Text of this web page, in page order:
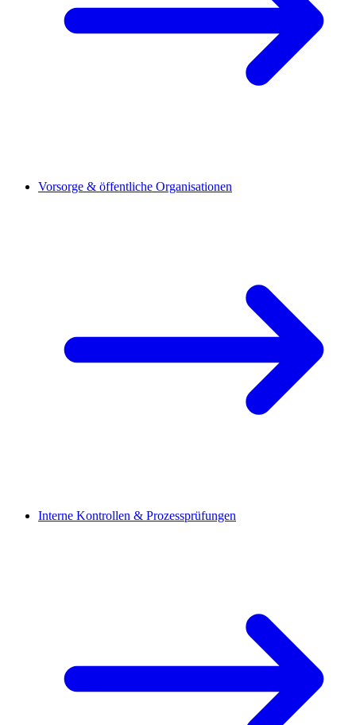
Vorsorge & öffentliche Organisationen
Interne Kontrollen & Prozessprüfungen